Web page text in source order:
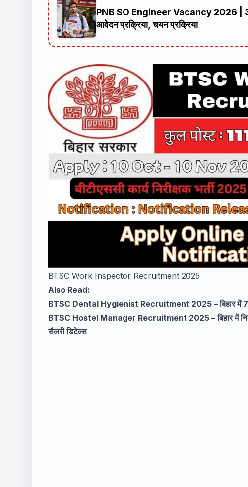
PNB SO Engineer Vacancy 2026 | 30
आवेदन प्रक्रिया, चयन प्रक्रिया
BTSC Work Inspector Recruitment 2025
Also Read:
BTSC Dental Hygienist Recruitment 2025 – बिहार में 702
BTSC Hostel Manager Recruitment 2025 – बिहार में
सैलरी डिटेल्स